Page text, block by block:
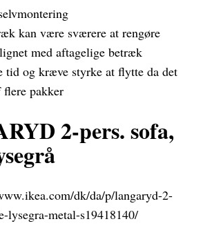
kan være sværere at rengøre
med aftagelige betræk
tid og kræve styrke at flytte da det
flere pakker
2-pers. sofa,
dk/da/p/langaryd-2-
lysegra-metal-s19418140/